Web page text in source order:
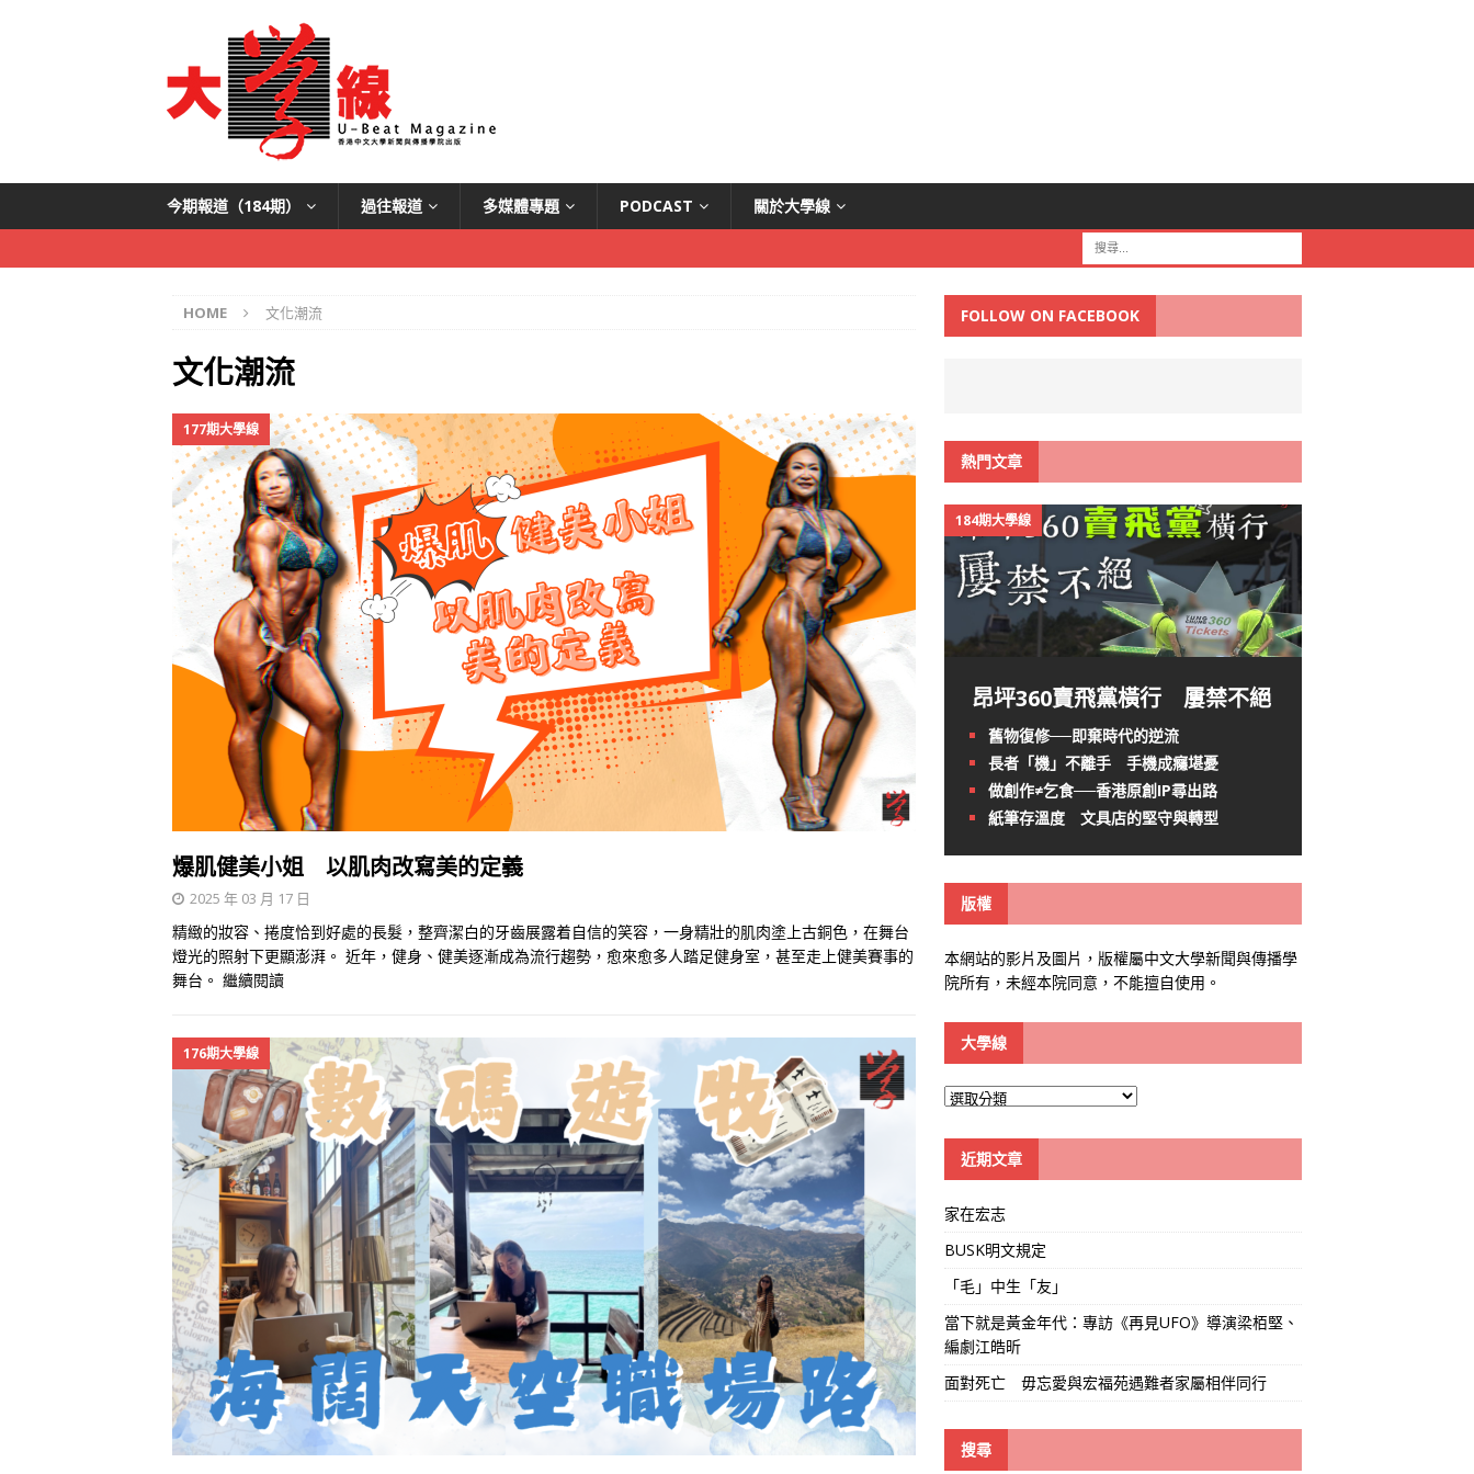
今期報道（184期） 過往報道 多媒體專題 PODCAST 關於大學線
HOME 文化潮流
文化潮流
177期大學線
爆肌健美小姐 以肌肉改寫美的定義
2025 年 03 月 17 日
精緻的妝容、捲度恰到好處的長髮，整齊潔白的牙齒展露着自信的笑容，一身精壯的肌肉塗上古銅色，在舞台
燈光的照射下更顯澎湃。 近年，健身、健美逐漸成為流行趨勢，愈來愈多人踏足健身室，甚至走上健美賽事的
舞台。 繼續閱讀
176期大學線
FOLLOW ON FACEBOOK
熱門文章
184期大學線
昂坪360賣飛黨橫行 屢禁不絕
舊物復修──即棄時代的逆流
長者「機」不離手 手機成癮堪憂
做創作≠乞食──香港原創IP尋出路
紙筆存溫度 文具店的堅守與轉型
版權
本網站的影片及圖片，版權屬中文大學新聞與傳播學
院所有，未經本院同意，不能擅自使用。
大學線
大
線
近期文章
家在宏志
BUSK明文規定
「毛」中生「友」
當下就是黃金年代：專訪《再見UFO》導演梁栢堅、
編劇江皓昕
面對死亡 毋忘愛與宏福苑遇難者家屬相伴同行
搜尋